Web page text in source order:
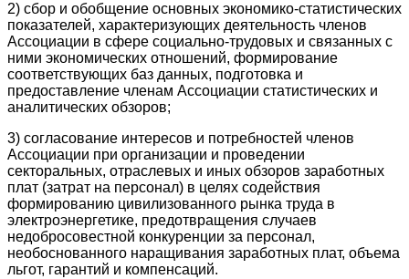
2) сбор и обобщение основных экономико-статистических
показателей, характеризующих деятельность членов
Ассоциации в сфере социально-трудовых и связанных с
ними экономических отношений, формирование
соответствующих баз данных, подготовка и
предоставление членам Ассоциации статистических и
аналитических обзоров;
3) согласование интересов и потребностей членов
Ассоциации при организации и проведении
секторальных, отраслевых и иных обзоров заработных
плат (затрат на персонал) в целях содействия
формированию цивилизованного рынка труда в
электроэнергетике, предотвращения случаев
недобросовестной конкуренции за персонал,
необоснованного наращивания заработных плат, объема
льгот, гарантий и компенсаций.